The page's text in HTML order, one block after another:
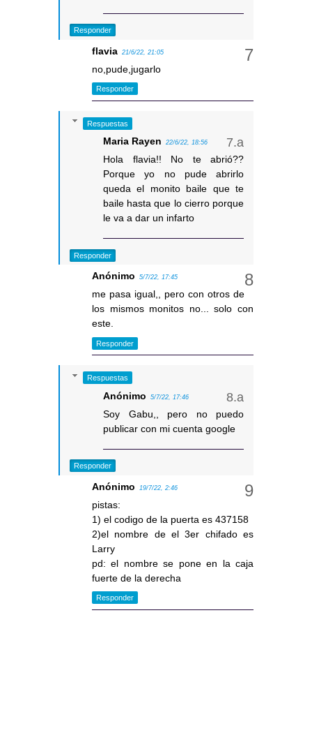
Responder
flavia 21/6/22, 21:05
no,pude,jugarlo
Responder
Respuestas
Maria Rayen 22/6/22, 18:56
Hola flavia!! No te abrió??
Porque yo no pude abrirlo
queda el monito baile que te
baile hasta que lo cierro porque
le va a dar un infarto
Responder
Anónimo 5/7/22, 17:45
me pasa igual,, pero con otros de
los mismos monitos no... solo con
este.
Responder
Respuestas
Anónimo 5/7/22, 17:46
Soy Gabu,, pero no puedo
publicar con mi cuenta google
Responder
Anónimo 19/7/22, 2:46
pistas:
1) el codigo de la puerta es 437158
2)el nombre de el 3er chifado es
Larry
pd: el nombre se pone en la caja
fuerte de la derecha
Responder